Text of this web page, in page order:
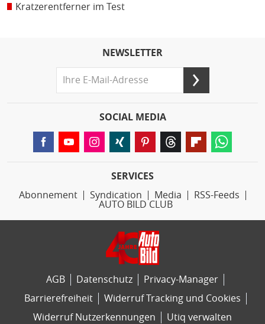
Kratzerentferner im Test
NEWSLETTER
SOCIAL MEDIA
SERVICES
Abonnement
Syndication Media
RSS-Feeds
AUTO BILD CLUB
AGB Datenschutz
Privacy-Manager
Barrierefreiheit
Widerruf Tracking und Cookies
Widerruf Nutzerkennungen
Utiq verwalten